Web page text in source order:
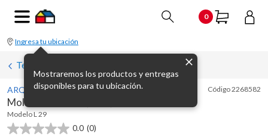
0
Ingresa tu ubicación
Mostraremos los productos y entregas
disponibles para tu ubicación.
Terminaciones
ARQUIFOAM Código2268582
Moldura L 29 de 4,5 x 1,5 x 200 cm
Modelo L 29
0.0 (0)
0.0